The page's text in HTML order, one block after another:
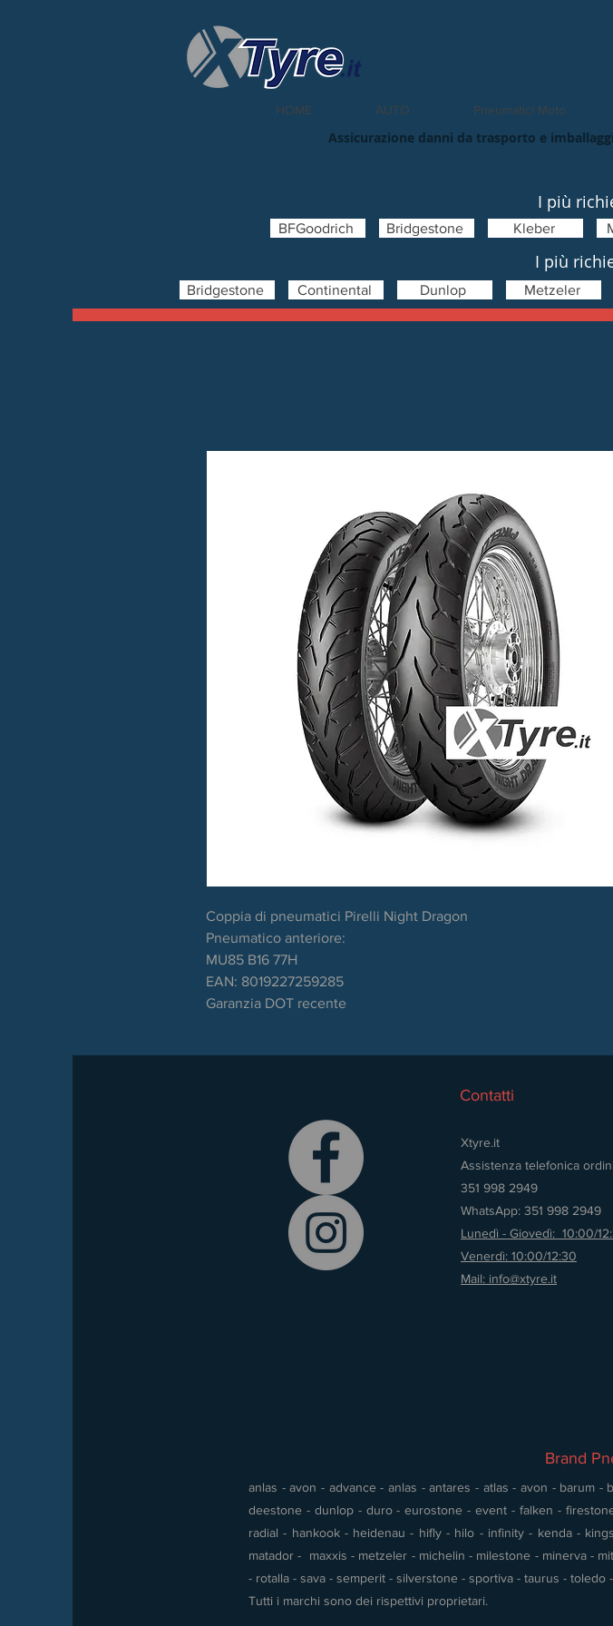
HOME AUTO Pneumatici Moto
Assicurazione danni da trasporto e
I più
BFGoodrich Bridgestone Kleber
I più
Bridgestone Continental Dunlop Metzeler
Coppia di pneumatici Pirelli Night Dragon
Pneumatico anteriore:
MU85 B16 77H
EAN: 8019227259285
Garanzia DOT recente
Contatti
Xtyre.it
Assistenza telefonica
351 998 2949
WhatsApp: 351 998 2949
Lunedì - Giovedì: 10:00/
Venerdì: 10:00/12:30
Mail: info@xtyre.it
Brand
anlas - avon - advance - anlas - antares - atlas - avon - barum
deestone - dunlop - duro - eurostone - event - falken -
radial - hankook - heidenau - hifly - hilo - infinity - kenda -
matador - maxxis - metzeler - michelin - milestone - minerva -
- rotalla - sava - semperit - silverstone - sportiva - taurus -
Tutti i marchi sono dei rispettivi proprietari.